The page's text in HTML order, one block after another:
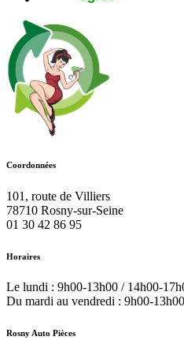
Coordonnées
101, route de Villiers
78710 Rosny-sur-Seine
01 30 42 86 95
Horaires
Le lundi : 9h00-13h00 / 14h00-
Du mardi au vendredi : 9h00-
Rosny Auto Pièces